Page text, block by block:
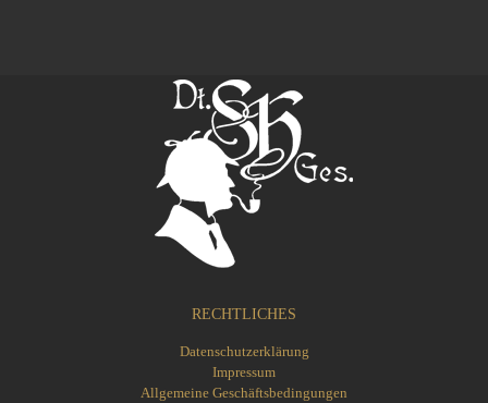
können
Produktseite
gewählt
werden
RECHTLICHES
Datenschutzerklärung
Impressum
Allgemeine Geschäftsbedingungen